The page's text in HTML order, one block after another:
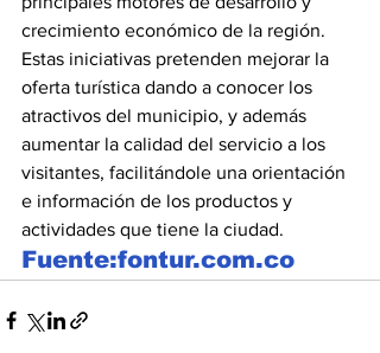
crecimiento económico de la región.
Estas iniciativas pretenden mejorar la
oferta turística dando a conocer los
atractivos del municipio, y además
aumentar la calidad del servicio a los
visitantes, facilitándole una orientación
e información de los productos y
actividades que tiene la ciudad.
Fuente:fontur.com.co